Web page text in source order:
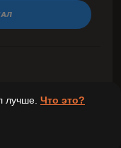
лучше. Что это?